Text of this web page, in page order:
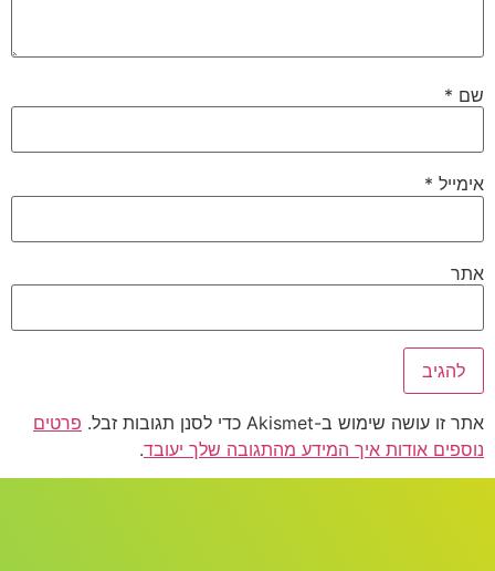
שם *
אימייל *
אתר
אתר זו עושה שימוש ב-Akismet כדי לסנן תגובות זבל.
פרטים
נוספים אודות איך המידע מהתגובה שלך יעובד.